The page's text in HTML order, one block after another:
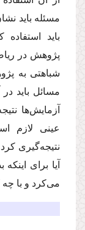
مسئله باید
باید
پژوهش در
شباهتی به
مسائل باید
آزمایش‌ها
عینی لازم
نتیجه‌گیری
آیا برای
می‌کرد و با چه